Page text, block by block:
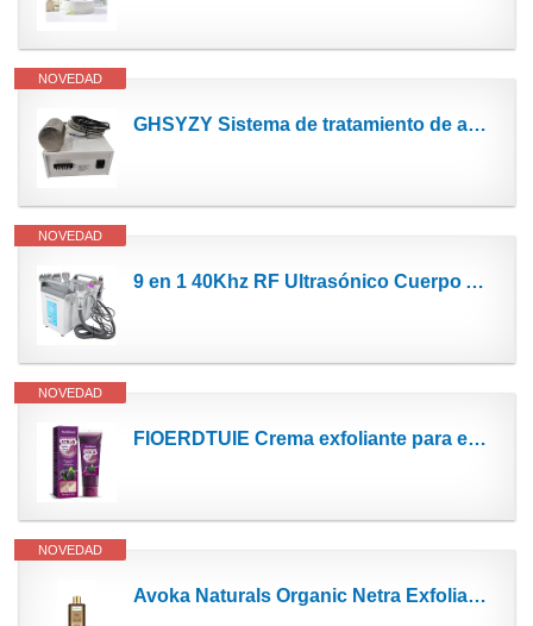
NOVEDAD
GHSYZY Sistema de tratamiento de agua de 28Khz o 40khz 100W compatible con la eliminación...
NOVEDAD
9 en 1 40Khz RF Ultrasónico Cuerpo Adelgazante Fototerapia Depurador Facial Máquina de Belleza...
NOVEDAD
FIOERDTUIE Crema exfoliante para el cuidado del cuerpo de 60g para mujer y hombre, ducha, limpieza...
NOVEDAD
Avoka Naturals Organic Netra Exfoliate - Exfoliante para café facial y corporal, 135 g